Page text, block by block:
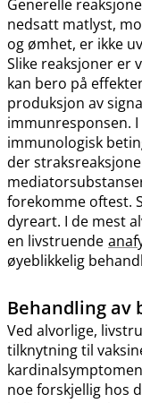
Generelle
nedsatt matlyst,
og ømhet, er ikke
Slike reaksjoner er
kan bero på
produksjon av
immunresponsen.
immunologisk
der
forekomme oftest.
dyreart. I de mest
en livstruende
øyeblikkelig
Behandling av
Ved alvorlige,
tilknytning til
noe forskjellig hos